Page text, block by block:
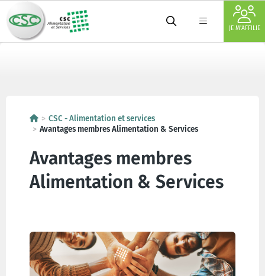
JE M'AFFILIE
CSC - Alimentation et services
Avantages membres Alimentation & Services
Avantages membres
Alimentation & Services